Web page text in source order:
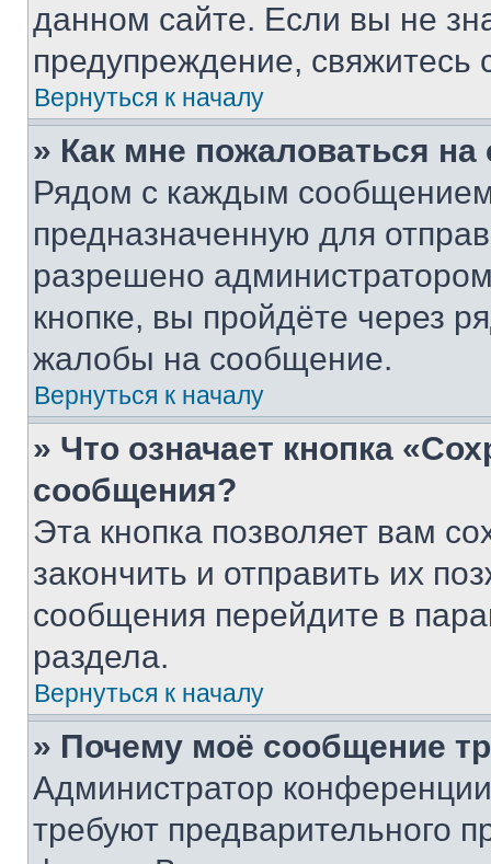
данном сайте. Если вы не
предупреждение,
Вернуться к началу
» Как мне пожаловаться
Рядом с каждым сообщением
предназначенную для
разрешено
кнопке, вы пройдёте через
жалобы на сообщение.
Вернуться к началу
» Что означает кнопка
сообщения?
Эта кнопка позволяет вам
закончить и отправить их
сообщения перейдите в
раздела.
Вернуться к началу
» Почему моё сообщение
Администратор
требуют предварительного